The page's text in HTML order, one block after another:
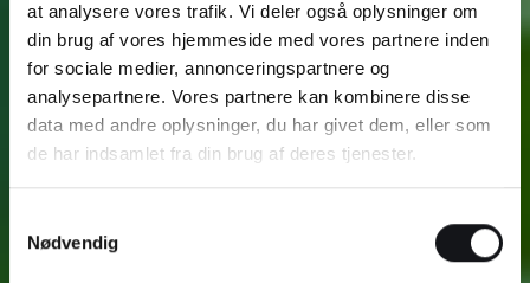
at analysere vores trafik. Vi deler også oplysninger om
din brug af vores hjemmeside med vores partnere inden
for sociale medier, annonceringspartnere og
analysepartnere. Vores partnere kan kombinere disse
data med andre oplysninger, du har givet dem, eller som
de har indsamlet fra din brug af deres tjenester.
Nødvendig